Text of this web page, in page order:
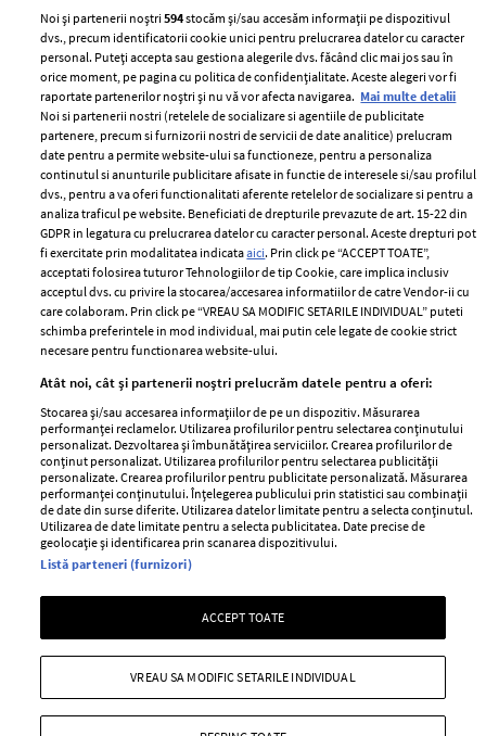
ELLE Style Awards
2024
Despre ELLE
Romania
Contact
Abonamente
Termeni si conditii
Politica de
confidențialitate
Politica de cookies
Publicitate
GSP
Unica
Baby
Retete
femei
Viva
Avantaje
Retete practice
Pariază responsabil! Decizia ONJN nr. 821/25.09.2025.
Jocurile de noroc sunt interzise minorilor.
Copyright © 2026 Ringier Romania SRL
Noi și partenerii noștri594stocăm și/sau accesăm informații pe dispozitivul
dvs., precum identificatorii cookie unici pentru prelucrarea datelor cu caracter
personal. Puteți accepta sau gestiona alegerile dvs. făcând clic mai jos sau în
orice moment, pe pagina cu politica de confidențialitate. Aceste alegeri vor fi
raportate partenerilor noștri și nu vă vor afecta navigarea. Mai multe detalii
Noi si partenerii nostri (retelele de socializare si agentiile de publicitate
partenere, precum si furnizorii nostri de servicii de date analitice) prelucram
date pentru a permite website-ului sa functioneze, pentru a personaliza
continutul si anunturile publicitare afisate in functie de interesele si/sau profilul
dvs., pentru a va oferi functionalitati aferente retelelor de socializare si pentru a
analiza traficul pe website. Beneficiati de drepturile prevazute de art. 15-22 din
GDPR in legatura cu prelucrarea datelor cu caracter personal. Aceste drepturi pot
fi exercitate prin modalitatea indicataaici. Prin click pe “ACCEPT TOATE”,
acceptati folosirea tuturor Tehnologiilor de tip Cookie, care implica inclusiv
acceptul dvs. cu privire la stocarea/accesarea informatiilor de catre Vendor-ii cu
care colaboram. Prin click pe “VREAU SA MODIFIC SETARILE INDIVIDUAL” puteti
schimba preferintele in mod individual, mai putin cele legate de cookie strict
necesare pentru functionarea website-ului.
Atât noi, cât și partenerii noștri prelucrăm datele pentru a oferi:
Stocarea și/sau accesarea informațiilor de pe un dispozitiv. Măsurarea
performanței reclamelor. Utilizarea profilurilor pentru selectarea conținutului
personalizat. Dezvoltarea și îmbunătățirea serviciilor. Crearea profilurilor de
conținut personalizat. Utilizarea profilurilor pentru selectarea publicității
personalizate. Crearea profilurilor pentru publicitate personalizată. Măsurarea
performanței conținutului. Înțelegerea publicului prin statistici sau combinații
de date din surse diferite. Utilizarea datelor limitate pentru a selecta conținutul.
Utilizarea de date limitate pentru a selecta publicitatea. Date precise de
geolocație și identificarea prin scanarea dispozitivului.
Listă parteneri (furnizori)
ACCEPT TOATE
VREAU SA MODIFIC SETARILE INDIVIDUAL